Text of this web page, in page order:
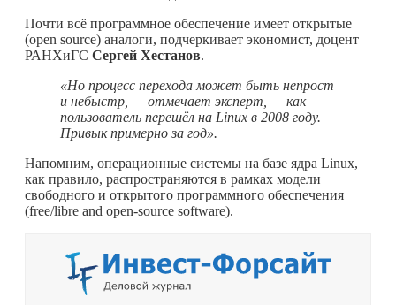
Почти всё программное обеспечение имеет открытые
(open source) аналоги, подчеркивает экономист, доцент
РАНХиГС Сергей Хестанов.
«Но процесс перехода может быть непрост
и небыстр, — отмечает эксперт, — как
пользователь перешёл на Linux в 2008 году.
Привык примерно за год».
Напомним, операционные системы на базе ядра Linux,
как правило, распространяются в рамках модели
свободного и открытого программного обеспечения
(free/libre and open-source software).